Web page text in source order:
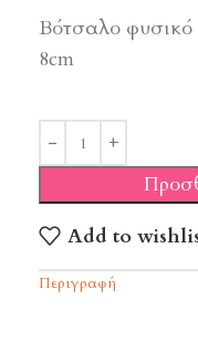
Βότσαλο φυσικό
8cm
Add to
Περιγραφή